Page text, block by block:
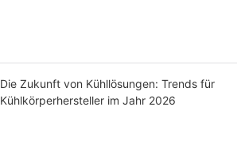
Die Zukunft von Kühllösungen: Trends für
Kühlkörperhersteller im Jahr 2026